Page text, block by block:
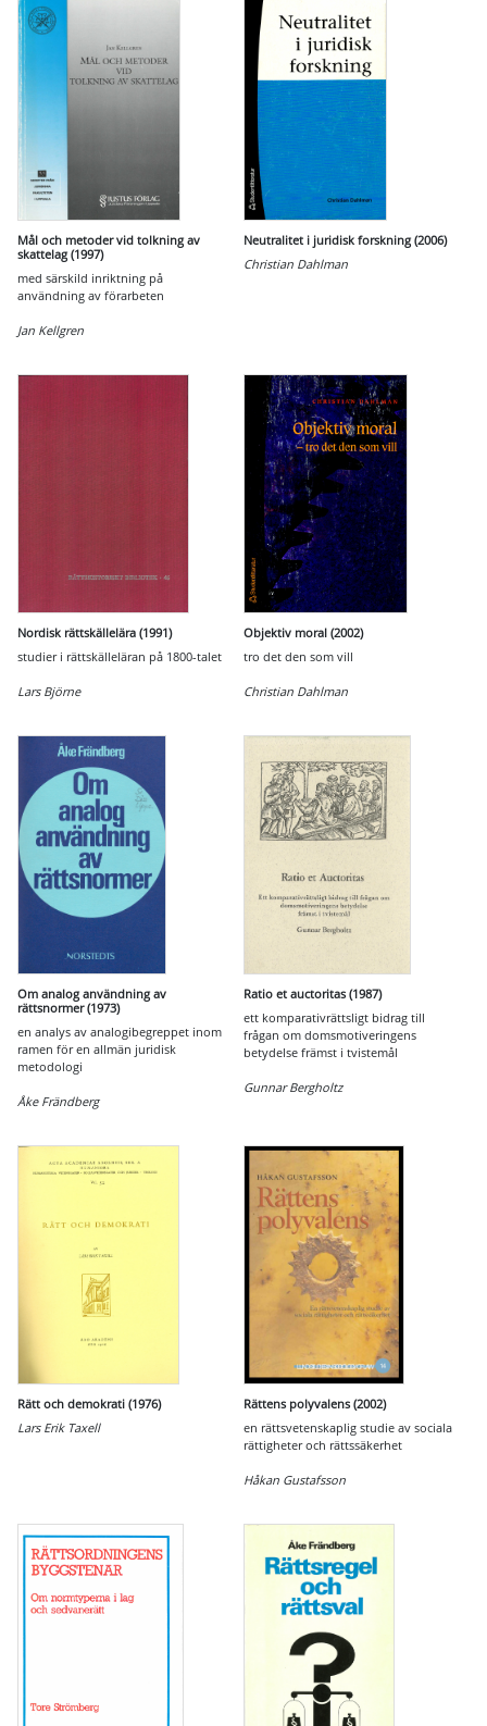
Mål och metoder vid tolkning av
skattelag (1997)
med särskild inriktning på
användning av förarbeten
Jan Kellgren
Neutralitet i juridisk forskning (2006)
Christian Dahlman
Nordisk rättskällelära (1991)
studier i rättskälleläran på 1800-talet
Lars Björne
Objektiv moral (2002)
tro det den som vill
Christian Dahlman
Om analog användning av
rättsnormer (1973)
en analys av analogibegreppet inom
ramen för en allmän juridisk
metodologi
Åke Frändberg
Ratio et auctoritas (1987)
ett komparativrättsligt bidrag till
frågan om domsmotiveringens
betydelse främst i tvistemål
Gunnar Bergholtz
Rätt och demokrati (1976)
Lars Erik Taxell
Rättens polyvalens (2002)
en rättsvetenskaplig studie av sociala
rättigheter och rättssäkerhet
Håkan Gustafsson